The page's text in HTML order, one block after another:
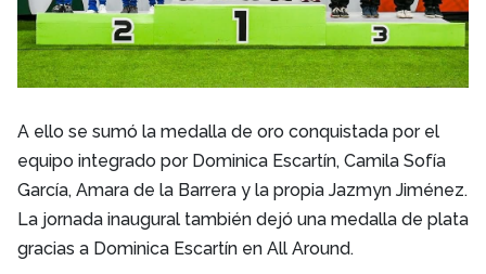
A ello se sumó la medalla de oro conquistada por el
equipo integrado por Dominica Escartín, Camila Sofía
García, Amara de la Barrera y la propia Jazmyn Jiménez.
La jornada inaugural también dejó una medalla de plata
gracias a Dominica Escartín en All Around.